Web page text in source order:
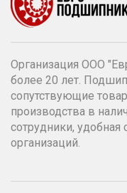
Организация ООО
более 20 лет.
сопутствующие
производства в
сотрудники, удобная
организаций.